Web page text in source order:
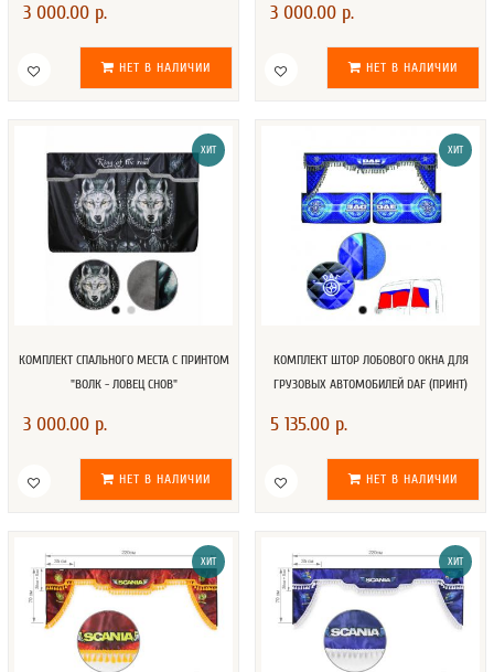
3 000.00 р.
НЕТ В НАЛИЧИИ
3 000.00 р.
НЕТ В НАЛИЧИИ
ХИТ
КОМПЛЕКТ СПАЛЬНОГО МЕСТА С ПРИНТОМ
"ВОЛК - ЛОВЕЦ СНОВ"
3 000.00 р.
НЕТ В НАЛИЧИИ
ХИТ
КОМПЛЕКТ ШТОР ЛОБОВОГО ОКНА ДЛЯ
ГРУЗОВЫХ АВТОМОБИЛЕЙ DAF (ПРИНТ)
5 135.00 р.
НЕТ В НАЛИЧИИ
ХИТ ХИТ